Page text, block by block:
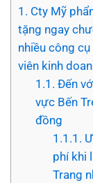
1. Cty Mỹ
tặng ngay
nhiều công
viên kinh
1.1. Đến
vực Bến
đồng
1.1.1.
phí khi
Trang